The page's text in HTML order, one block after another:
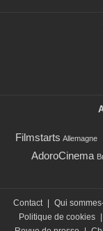
Filmstarts Allemagne
AdoroCinema
Contact Qui
Politique de cookies